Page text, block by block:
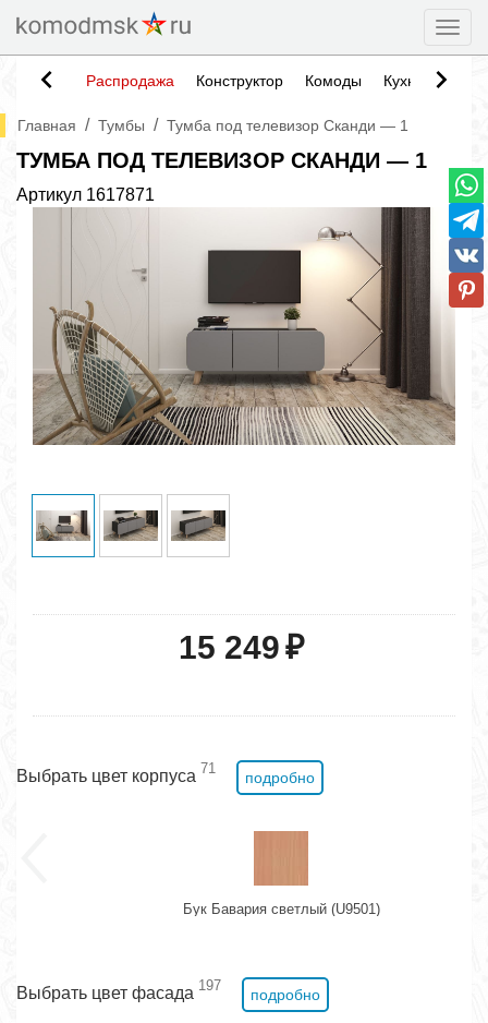
Распродажа Конструктор Комоды Кухни
Главная / Тумбы / Тумба под телевизор Сканди — 1
ТУМБА ПОД ТЕЛЕВИЗОР СКАНДИ — 1
Артикул 1617871
15 249₽
Выбрать цвет корпуса 71
подробно
Бук Бавария светлый (U9501)
Выбрать цвет фасада 197
подробно